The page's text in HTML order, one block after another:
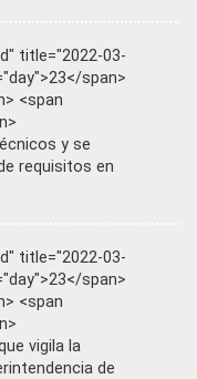
title="2022-03-
span>
<span
y se
requisitos en
title="2022-03-
span>
<span
vigila la
de